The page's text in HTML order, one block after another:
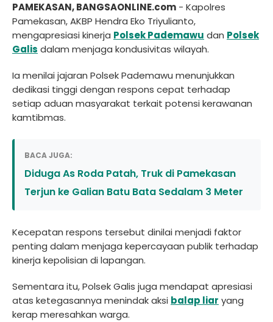
PAMEKASAN, BANGSAONLINE.com - Kapolres
Pamekasan, AKBP Hendra Eko Triyulianto,
mengapresiasi kinerja Polsek Pademawu dan Polsek
Galis dalam menjaga kondusivitas wilayah.
Ia menilai jajaran Polsek Pademawu menunjukkan
dedikasi tinggi dengan respons cepat terhadap
setiap aduan masyarakat terkait potensi kerawanan
kamtibmas.
BACA JUGA:
Diduga As Roda Patah, Truk di Pamekasan
Terjun ke Galian Batu Bata Sedalam 3 Meter
Kecepatan respons tersebut dinilai menjadi faktor
penting dalam menjaga kepercayaan publik terhadap
kinerja kepolisian di lapangan.
Sementara itu, Polsek Galis juga mendapat apresiasi
atas ketegasannya menindak aksi balap liar yang
kerap meresahkan warga.